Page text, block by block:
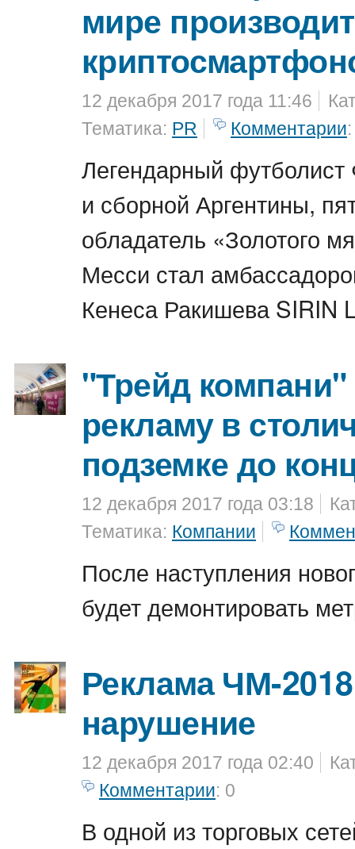
мире
12 декабря 2017 года 11:46
Тематика: PR Комментарии
Легендарный
и сборной Аргентины,
обладатель «Золотого
Месси стал
Кенеса Ракишева SIRIN
"Трейд компани"
рекламу в
подземке до
12 декабря 2017 года 03:18
Тематика: Компании
После наступления
будет демонтировать
Реклама ЧМ-
нарушение
12 декабря 2017 года 02:40
Комментарии: 0
В одной из торговых